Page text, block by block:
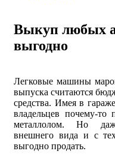
Выкуп любых
выгодно
Легковые машины
выпуска считаются
средства. Имея в
владельцев почему-то
металлолом. Но
внешнего вида и с
выгодно продать.